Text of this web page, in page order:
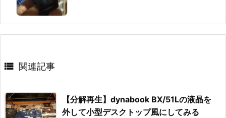
 関連記事
【分解再生】dynabook BX/51Lの液晶を
外して小型デスクトップ風にしてみる